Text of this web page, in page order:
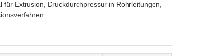
Extrusion, Druckdurchpressur in Rohrleitungen,